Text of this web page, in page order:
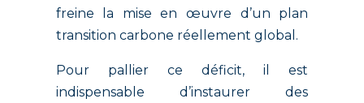
freine la mise en œuvre d’un plan
transition carbone réellement global.
Pour pallier ce déficit, il est
indispensable d’instaurer des